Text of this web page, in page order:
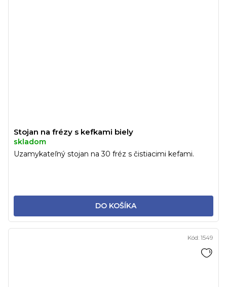
Stojan na frézy s kefkami biely
skladom
DO KOŠÍKA
Uzamykateľný stojan na 30 fréz s čistiacimi kefami.
Kód: 1549